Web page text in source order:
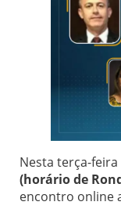
Nesta terça-feira
(horário de
encontro online